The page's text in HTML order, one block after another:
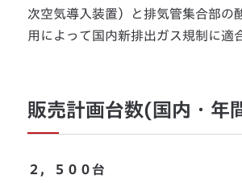
次空気導入装置）と排気管集合部の
用によって国内新排出ガス規制に適
販売計画台数(国内・年
２，５００台